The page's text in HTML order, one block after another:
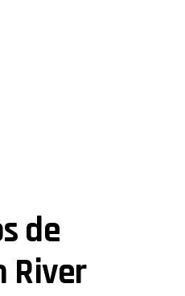
de
River